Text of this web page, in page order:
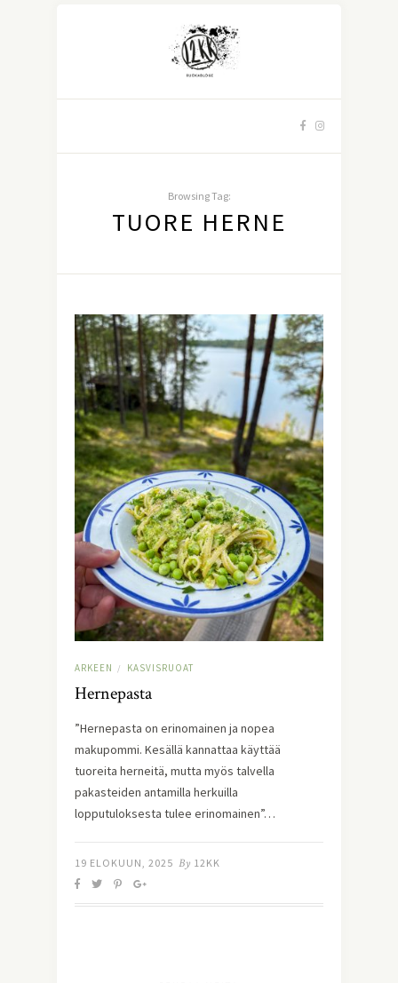
Browsing Tag:
TUORE HERNE
ARKEEN / KASVISRUOAT
Hernepasta
”Hernepasta on erinomainen ja nopea
makupommi. Kesällä kannattaa käyttää
tuoreita herneitä, mutta myös talvella
pakasteiden antamilla herkuilla
lopputuloksesta tulee erinomainen”…
19 ELOKUUN, 2025 By 12KK